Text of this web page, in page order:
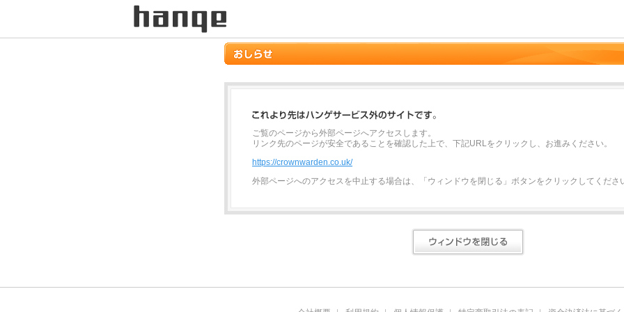
ご覧のページから外部ページへアクセスします。
リンク先のページが安全であることを確認した上で、下記URLをクリックし、お進みください。
https://crownwarden.co.uk/
外部ページへのアクセスを中止する場合は、「ウィンドウを閉じる」ボタンをクリックしてくださ